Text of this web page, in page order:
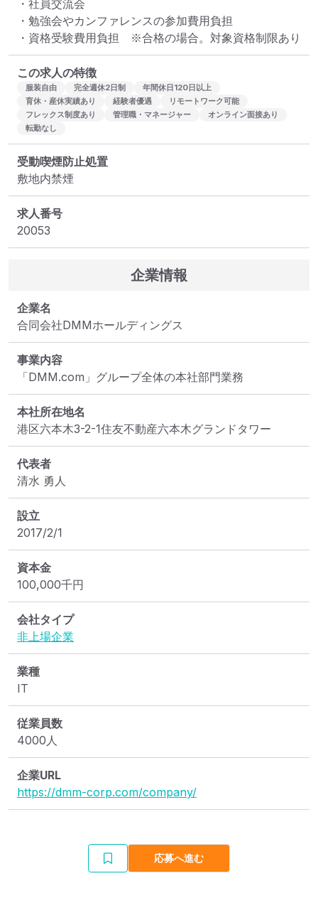
・社員交流会
・勉強会やカンファレンスの参加費用負担
・資格受験費用負担　※合格の場合。対象資格制限あり
この求人の特徴
服装自由 完全週休2日制
年間休日120日以上
育休・産休実績あり
経験者優遇
リモートワーク可能
フレックス制度あり
管理職・マネージャー
オンライン面接あり
転勤なし
受動喫煙防止処置
敷地内禁煙
求人番号
20053
企業情報
企業名
合同会社DMMホールディングス
事業内容
「DMM.com」グループ全体の本社部門業務
本社所在地名
港区六本木3-2-1住友不動産六本木グランドタワー
代表者
清水 勇人
設立
2017/2/1
資本金
100,000千円
会社タイプ
非上場企業
業種
IT
従業員数
4000人
企業URL
https://dmm-corp.com/company/
応募へ進む